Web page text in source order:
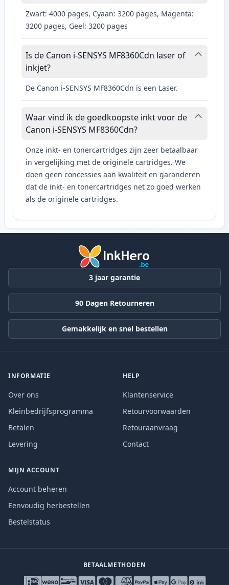
Zwart: 4000 pages, Cyaan: 3200 pages, Magenta:
3200 pages, Geel: 3200 pages
Is de Canon i-SENSYS MF8360Cdn laser of
inkjet?
De Canon i-SENSYS MF8360Cdn is een Laser.
Waar vind ik de goedkoopste inkt voor de
Canon i-SENSYS MF8360Cdn?
Onze inkt- en tonercartridges zijn zeer betaalbaar
in vergelijking met de originele cartridges. We
doen geen concessies aan kwaliteit en garanderen
dat de inkt- en tonercartridges net zo goed werken
als de originele cartridges.
3 jaar garantie
90 Dagen Retourneren
Gemakkelijk en snel bestellen
INFORMATIE
Over ons
Kleinbedrijfsprogramma
Betalen
Levering
HELP
Klantenservice
Retourvoorwaarden
Retouraanvraag
Contact
MIJN ACCOUNT
Account beheren
Eenvoudig herbestellen
Bestelstatus
BETAALMETHODEN